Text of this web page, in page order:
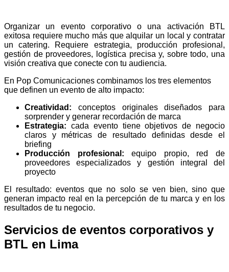
Organizar un evento corporativo o una activación BTL
exitosa requiere mucho más que alquilar un local y contratar
un catering. Requiere estrategia, producción profesional,
gestión de proveedores, logística precisa y, sobre todo, una
visión creativa que conecte con tu audiencia.
En Pop Comunicaciones combinamos los tres elementos
que definen un evento de alto impacto:
Creatividad: conceptos originales diseñados para
sorprender y generar recordación de marca
Estrategia: cada evento tiene objetivos de negocio
claros y métricas de resultado definidas desde el
briefing
Producción profesional: equipo propio, red de
proveedores especializados y gestión integral del
proyecto
El resultado: eventos que no solo se ven bien, sino que
generan impacto real en la percepción de tu marca y en los
resultados de tu negocio.
Servicios de eventos corporativos y
BTL en Lima